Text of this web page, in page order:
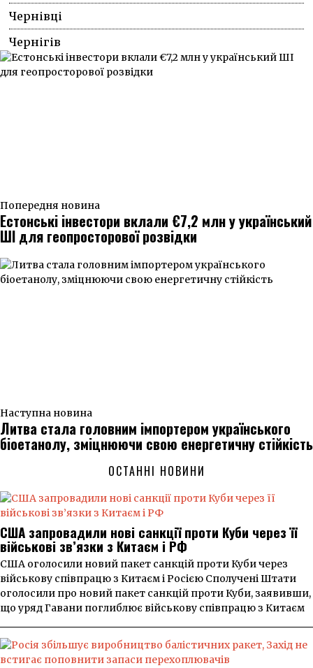
Чернівці
Чернігів
Попередня новина
Естонські інвестори вклали €7,2 млн у український
ШІ для геопросторової розвідки
Наступна новина
Литва стала головним імпортером українського
біоетанолу, зміцнюючи свою енергетичну стійкість
ОСТАННІ НОВИНИ
США запровадили нові санкції проти Куби через її
військові зв’язки з Китаєм і РФ
США оголосили новий пакет санкцій проти Куби через
військову співпрацю з Китаєм і Росією Сполучені Штати
оголосили про новий пакет санкцій проти Куби, заявивши,
що уряд Гавани поглиблює військову співпрацю з Китаєм